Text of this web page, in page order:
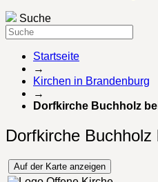
Suche
Startseite
→
Kirchen in Brandenburg
→
Dorfkirche Buchholz
Dorfkirche Buchholz
Auf der Karte anzeigen